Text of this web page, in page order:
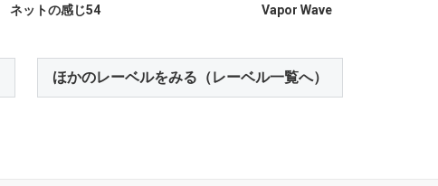
ネットの感じ54 Vapor Wave
ほかのレーベルをみる（レーベル一覧へ）